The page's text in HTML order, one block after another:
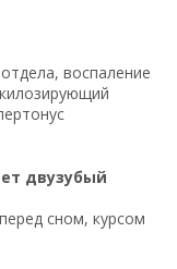
воспаление
двузубый
сном, курсом